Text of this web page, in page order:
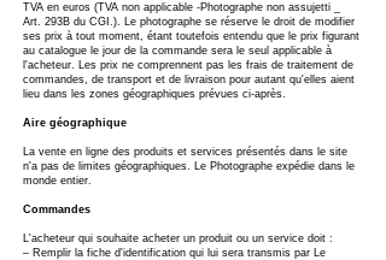
TVA en euros (TVA non applicable -Photographe non assujetti _
Art. 293B du CGI.). Le photographe se réserve le droit de modifier
ses prix à tout moment, étant toutefois entendu que le prix figurant
au catalogue le jour de la commande sera le seul applicable à
l'acheteur. Les prix ne comprennent pas les frais de traitement de
commandes, de transport et de livraison pour autant qu'elles aient
lieu dans les zones géographiques prévues ci-après.
Aire géographique
La vente en ligne des produits et services présentés dans le site
n'a pas de limites géographiques. Le Photographe expédie dans le
monde entier.
Commandes
L'acheteur qui souhaite acheter un produit ou un service doit :
– Remplir la fiche d'identification qui lui sera transmis par Le